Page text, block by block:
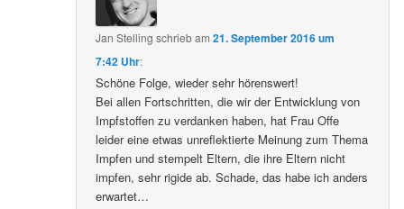
Jan Stelling schriebam21. September 2016 um
7:42 Uhr:
Schöne Folge, wieder sehr hörenswert!
Bei allen Fortschritten, die wir der Entwicklung von
Impfstoffen zu verdanken haben, hat Frau Offe
leider eine etwas unreflektierte Meinung zum Thema
Impfen und stempelt Eltern, die ihre Eltern nicht
impfen, sehr rigide ab. Schade, das habe ich anders
erwartet…